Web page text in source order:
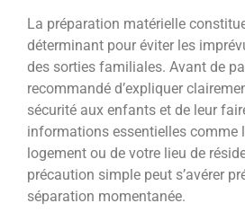
La préparation matérielle
déterminant pour éviter les
des sorties familiales. Avant de
recommandé d’expliquer
sécurité aux enfants et de leur
informations essentielles comme
logement ou de votre lieu de
précaution simple peut s’avérer
séparation momentanée.